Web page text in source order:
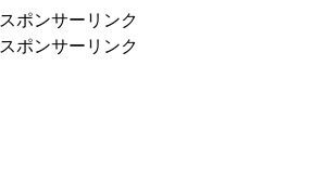
スポンサーリンク
スポンサーリンク